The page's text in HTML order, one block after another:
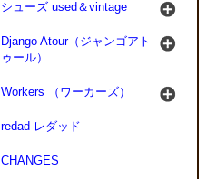
シューズ used＆vintage
Django Atour（ジャンゴアト
ゥール）
Workers （ワーカーズ）
redad レダッド
CHANGES